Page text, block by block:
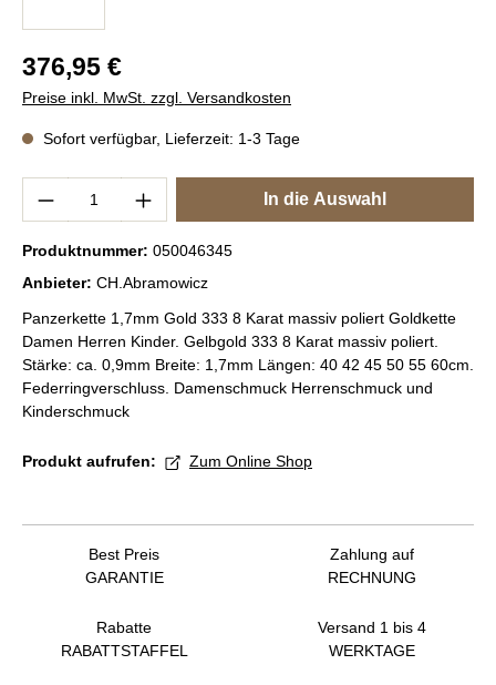
Regulärer Preis:
376,95 €
Preise inkl. MwSt. zzgl. Versandkosten
Sofort verfügbar, Lieferzeit: 1-3 Tage
Produkt Anzahl: Gib den gewünschten
In die Auswahl
Produktnummer: 050046345
Anbieter: CH.Abramowicz
Panzerkette 1,7mm Gold 333 8 Karat massiv poliert Goldkette
Damen Herren Kinder. Gelbgold 333 8 Karat massiv poliert.
Stärke: ca. 0,9mm Breite: 1,7mm Längen: 40 42 45 50 55 60cm.
Federringverschluss. Damenschmuck Herrenschmuck und
Kinderschmuck
Produkt aufrufen: Zum Online Shop
Best Preis
GARANTIE
Zahlung auf
RECHNUNG
Rabatte
RABATTSTAFFEL
Versand 1 bis 4
WERKTAGE